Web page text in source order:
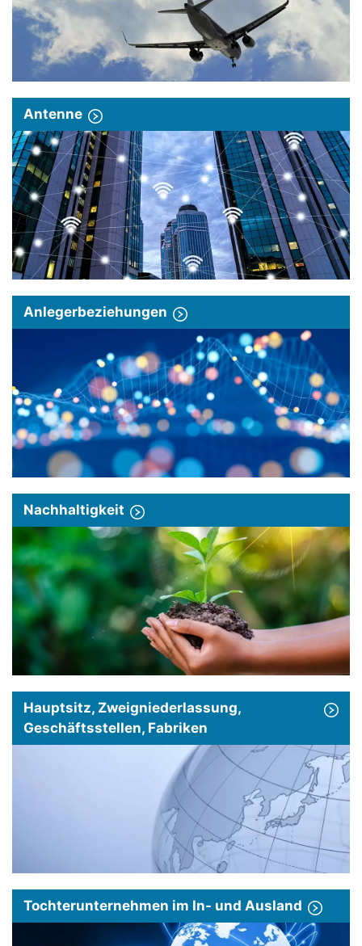
Antenne
Anlegerbeziehungen
Nachhaltigkeit
Hauptsitz, Zweigniederlassung,
Geschäftsstellen, Fabriken
Tochterunternehmen im In- und Ausland